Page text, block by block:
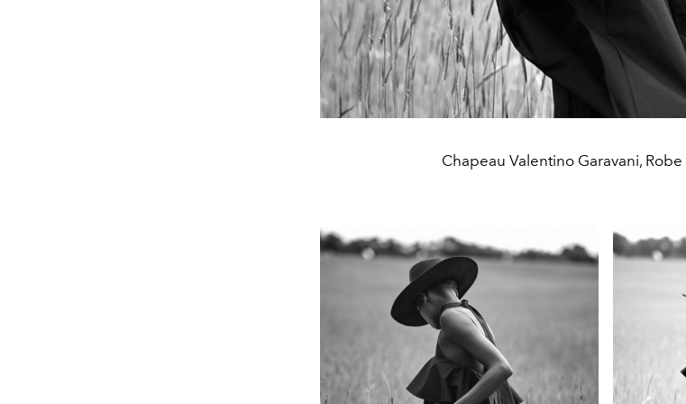
Chapeau Valentino Garavani,